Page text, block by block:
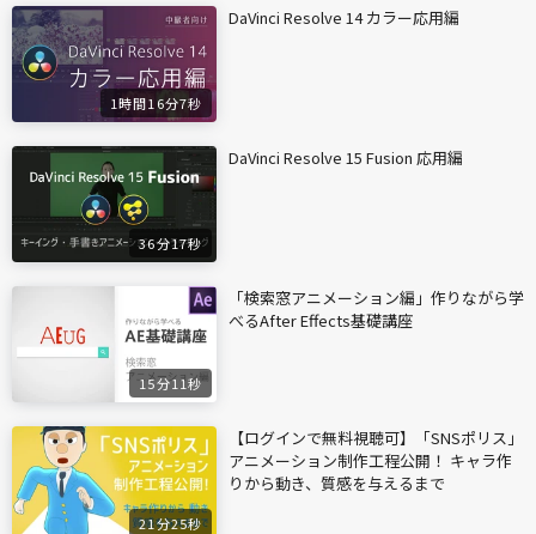
1時間16分7秒
DaVinci Resolve 14 カラー応用編
36分17秒
DaVinci Resolve 15 Fusion 応用編
15分11秒
「検索窓アニメーション編」作りながら学
べるAfter Effects基礎講座
21分25秒
【ログインで無料視聴可】「SNSポリス」
アニメーション制作工程公開！ キャラ作
りから動き、質感を与えるまで